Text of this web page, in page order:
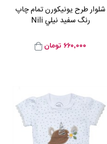
شلوار طرح يونيکورن تمام چاپ
رنگ سفيد نيلي Nili
۶۶۰,۰۰۰ تومان